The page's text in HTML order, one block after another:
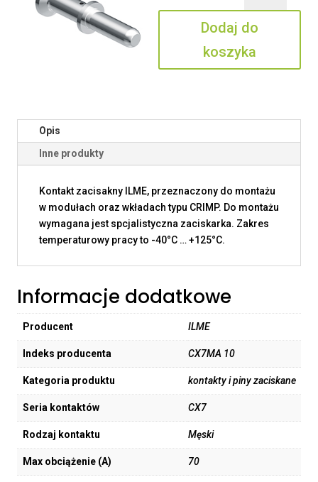
10
Dodaj do
koszyka
Opis
Inne produkty
Kontakt zacisakny ILME, przeznaczony do montażu
w modułach oraz wkładach typu CRIMP. Do montażu
wymagana jest spcjalistyczna zaciskarka. Zakres
temperaturowy pracy to -40°C … +125°C.
Informacje dodatkowe
Producent ILME
Indeks producenta CX7MA 10
Kategoria produktu kontakty i piny zaciskane
Seria kontaktów CX7
Rodzaj kontaktu Męski
Max obciążenie (A) 70